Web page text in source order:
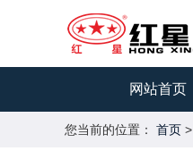
网站首页
您当前的位置： 首页 >